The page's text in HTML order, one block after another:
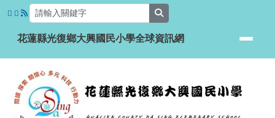
跳至主內容區
花蓮縣光復鄉大興國民小學全球資
花蓮縣光復鄉大興國民小學全球資訊網